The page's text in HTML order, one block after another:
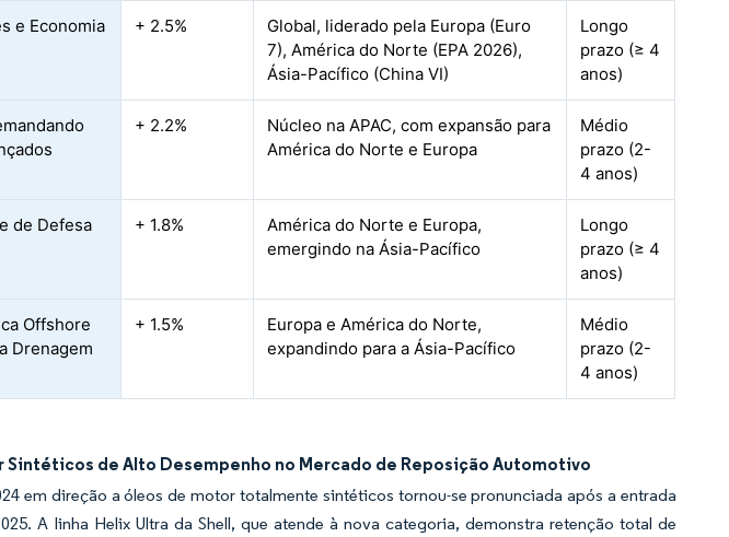
e Economia
+ 2.5%
Global, liderado pela Europa (Euro
7), América do Norte (EPA 2026),
Ásia-Pacífico (China VI)
Longo
prazo (≥ 4
anos)
+ 2.2%
Núcleo na APAC, com expansão para
América do Norte e Europa
Médio
prazo (2-
4 anos)
de Defesa
+ 1.8%
América do Norte e Europa,
emergindo na Ásia-Pacífico
Longo
prazo (≥ 4
anos)
Offshore
Drenagem
+ 1.5%
Europa e América do Norte,
expandindo para a Ásia-Pacífico
Médio
prazo (2-
4 anos)
de Alto Desempenho no Mercado de Reposição Automotivo
em direção a óleos de motor totalmente sintéticos tornou-se pronunciada após a entrada
A linha Helix Ultra da Shell, que atende à nova categoria, demonstra retenção total de